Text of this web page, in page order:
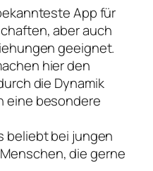
App für
aber auch
geeignet.
hier den
die Dynamik
eine besondere
beliebt bei jungen
die gerne